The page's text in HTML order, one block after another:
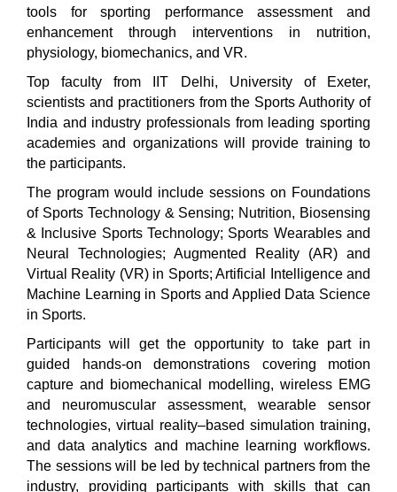
tools for sporting performance assessment and
enhancement through interventions in nutrition,
physiology, biomechanics, and VR.
Top faculty from IIT Delhi, University of Exeter,
scientists and practitioners from the Sports Authority of
India and industry professionals from leading sporting
academies and organizations will provide training to
the participants.
The program would include sessions on Foundations
of Sports Technology & Sensing; Nutrition, Biosensing
& Inclusive Sports Technology; Sports Wearables and
Neural Technologies; Augmented Reality (AR) and
Virtual Reality (VR) in Sports; Artificial Intelligence and
Machine Learning in Sports and Applied Data Science
in Sports.
Participants will get the opportunity to take part in
guided hands-on demonstrations covering motion
capture and biomechanical modelling, wireless EMG
and neuromuscular assessment, wearable sensor
technologies, virtual reality–based simulation training,
and data analytics and machine learning workflows.
The sessions will be led by technical partners from the
industry, providing participants with skills that can